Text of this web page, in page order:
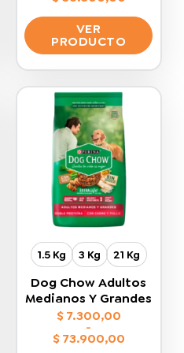
Rango
de
precios:
desde
$ 17.300,00
hasta
$ 36.300,00
VER
PRODUCTO
tiene
múltiples
variantes.
Las
opciones
se
pueden
elegir
en
la
página
de
producto
1.5 Kg 3 Kg 21 Kg
Dog Chow Adultos
Medianos Y Grandes
$7.300,00
-
$73.900,00
Rango